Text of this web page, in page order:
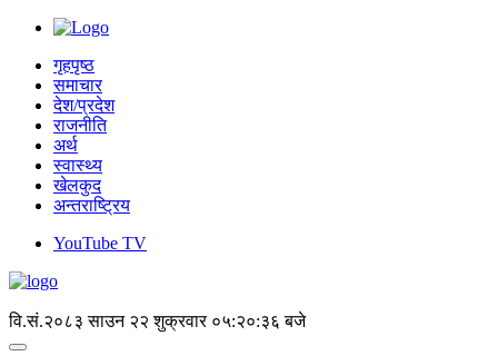
गृहपृष्ठ
समाचार
देश/प्रदेश
राजनीति
अर्थ
स्वास्थ्य
खेलकुद
अन्तराष्ट्रिय
YouTube TV
वि.सं.२०८३ साउन २२ शुक्रवार ०५:२०:३७ बजे